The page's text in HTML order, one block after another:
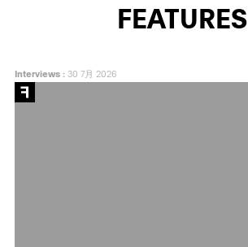
FEATURES
Interviews:30 7月 2026